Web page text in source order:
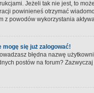
Jeżeli tak nie jest, to
powinieneś otrzymać
z powodów wykorzystania
mogę się już zalogować!
błędna nazwę
postów na forum?